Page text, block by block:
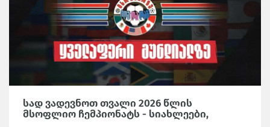
სად ვადევნოთ თვალი 2026 წლის
მსოფლიო ჩემპიონატს - სიახლეები,